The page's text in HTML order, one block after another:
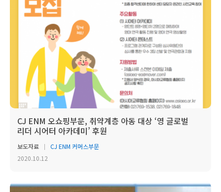
CJ ENM 오쇼핑부문, 취약계층 아동 대상 ‘영 글로벌
리더 시어터 아카데미’ 후원
보도자료
CJ ENM 커머스부문
2020.10.12